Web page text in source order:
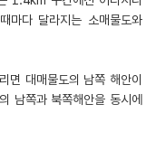
마다 달라지는 소매물도와
면 대매물도의 남쪽 해안이
남쪽과 북쪽해안을 동시에